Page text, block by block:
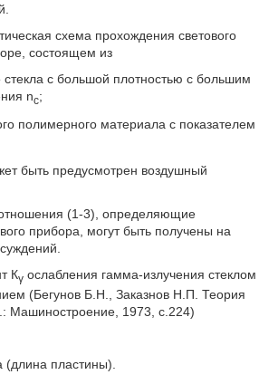
схема прохождения светового
состоящем из
стекла с большой плотностью с большим
nс;
полимерного материала с показателем
быть предусмотрен воздушный
(1-3), определяющие
прибора, могут быть получены на
Кγослабления гамма-излучения стеклом
(Бегунов Б.Н., Заказнов Н.П. Теория
Машиностроение, 1973, с.224)
пластины).